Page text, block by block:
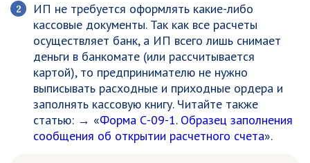
ИП не требуется оформлять какие-либо
кассовые документы. Так как все расчеты
осуществляет банк, а ИП всего лишь снимает
деньги в банкомате (или рассчитывается
картой), то предпринимателю не нужно
выписывать расходные и приходные ордера и
заполнять кассовую книгу. Читайте также
статью: → «Форма С-09-1. Образец заполнения
сообщения об открытии расчетного счета».